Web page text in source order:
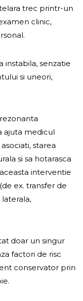
trec printr-un
clinic,
instabila, senzatie
si uneori,
ajuta medicul
starea
si sa hotarasca
interventie
ex. transfer de
doar un singur
factori de risc
conservator prin